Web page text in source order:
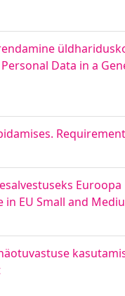
Data in a
EU Small and